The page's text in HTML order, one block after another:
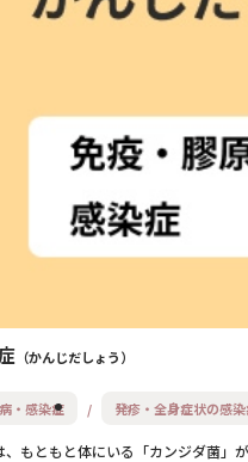
かんじだしょう
・感染症 発疹・全身症状の感
、もともと体にいる「カンジダ菌」